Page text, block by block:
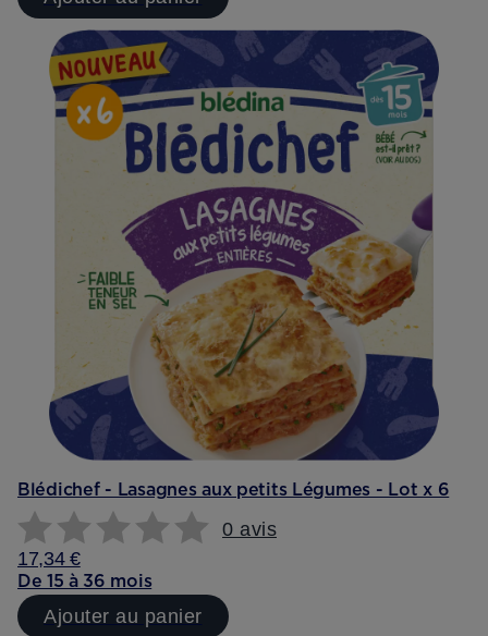
Blédichef - Lasagnes aux petits Légumes - Lot x 6
0 avis
17,34 €
De 15 à 36 mois
Ajouter au panier